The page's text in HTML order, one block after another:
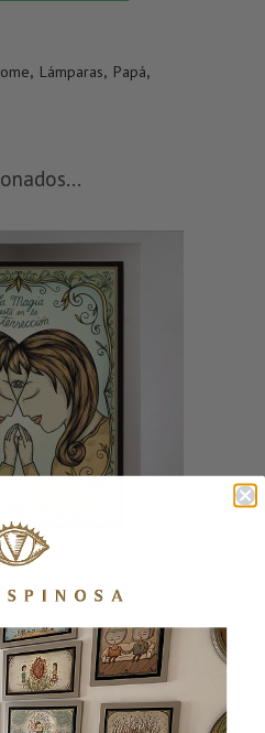
, Lámparas, Papá,
MAGIA II